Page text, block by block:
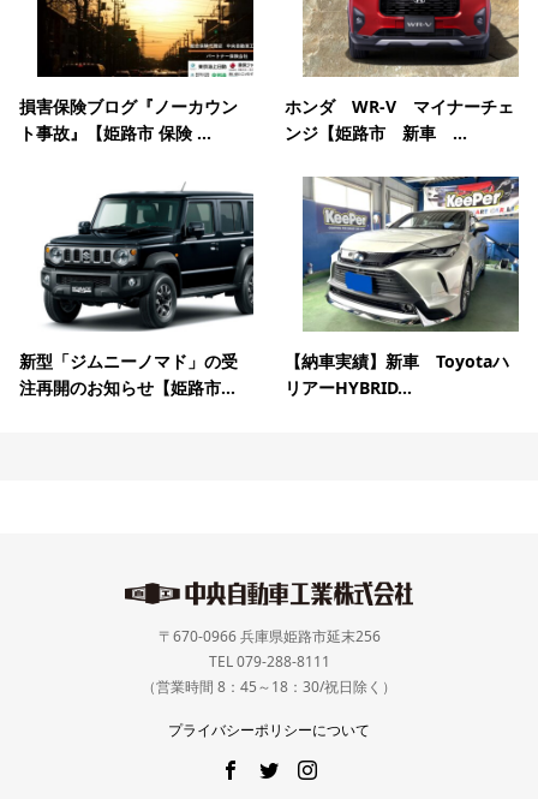
損害保険ブログ『ノーカウン
ト事故』【姫路市 保険 ...
ホンダ WR-V マイナーチェ
ンジ【姫路市 新車 ...
新型「ジムニーノマド」の受
注再開のお知らせ【姫路市...
【納車実績】新車 Toyotaハ
リアーHYBRID...
〒670-0966 兵庫県姫路市延末256
TEL 079-288-8111
（営業時間 8：45～18：30/祝日除く）
プライバシーポリシーについて